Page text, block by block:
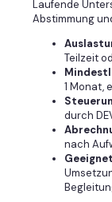
Laufende
Abstimmung
Teilzeit
1 Monat,
durch
nach